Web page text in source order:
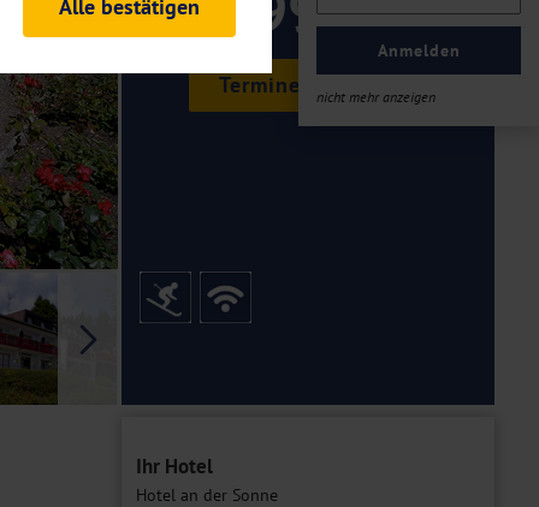
Anmelden
nicht mehr anzeigen
Termine & Preise
Ihr Hotel
Hotel an der Sonne
und Analysen. Mithilfe
Auftritts ermitteln und
es zu einer Drittlands
Daten finden Sie in unseren
Alle bestätigen